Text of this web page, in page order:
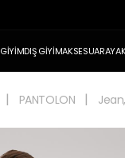
GİYİMDIŞ GİYİMAKSESUAR
PANTOLON